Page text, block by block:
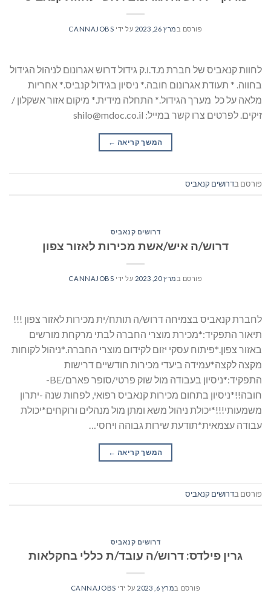
פורסם במרץ 26, 2023 על ידי CANNAJOBS
לחוות קנאביס של חברת מ.ד.ו.ק גידול דרוש אגרונום לניהול הגידול
בחווה. * תעודת אגרונום חובה.* ניסיון בגידול קנביס.* אחריות
מלאה על כל מערך הגידול.* התחלה מידית.* מיקום אזור אשקלון /
זיקים. לפרטים צרו קשר במייל: shilo@mdoc.co.il
המשך קריאה →
פורסם בדרושים קנאביס
דרושים קנאביס
דרוש/ה איש/אשת מכירות לאזור צפון
פורסם במרץ 20, 2023 על ידי CANNAJOBS
לחברת קנאביס בצמיחה דרוש/ה תותח/ית מכירות לאזור צפון !!!
תיאור התפקיד:*מכירת מוצרי החברה לבתי מרקחת מורשים
באזור צפון.*פיתוח עסקי יזום לקידום מוצרי החברה.*ניהול לקוחות
מקצה לקצה*עמידה ביעדי מכירות חודשיים דרישות
התפקיד:*ניסיון בעבודה מול שוק פרטי/סופר פארם/BE-
חובה!!*ניסיון בתחום מכירות קנאביס רפואי, לפחות שנה -יתרון
משמעותי!!!*יכולת ניהול משא ומתן מול מנהלים ורוקחים*יכולת
עבודה עצמאית*תודעת שירות גבוהה ויחסי…
המשך קריאה →
פורסם בדרושים קנאביס
דרושים קנאביס
גרין פילדס: דרוש/ה עובד/ת כללי בחקלאות
פורסם במרץ 6, 2023 על ידי CANNAJOBS